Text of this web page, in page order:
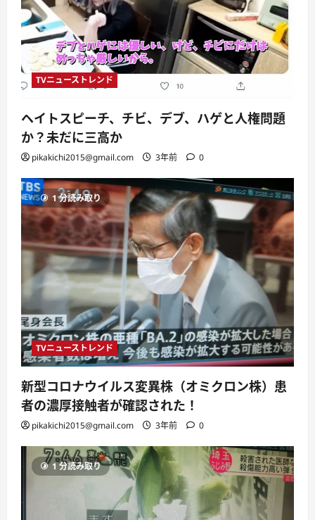
TVニューストレンド
ヘイトスピーチ、チビ、デブ、ハゲと人権問題
か？未だに三高か
pikakichi2015@gmail.com 3年前 0
1 分読み取り
TVニューストレンド
新型コロナウイルス変異株（オミクロン株）患
者の濃厚接触者が確認された！
pikakichi2015@gmail.com 3年前 0
1 分読み取り